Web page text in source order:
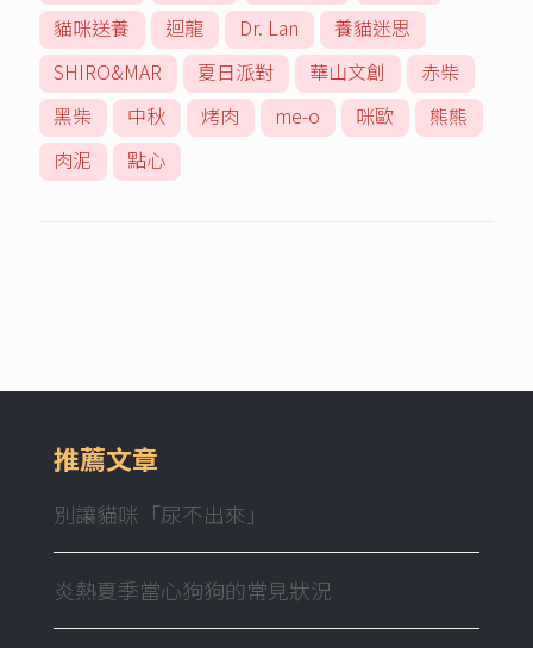
貓咪送養
迴龍 Dr. Lan
養貓迷思
SHIRO&MAR
夏日派對 華山文創
赤柴
黑柴
中秋 烤肉 me-o 咪歐
熊熊
肉泥
點心
推薦文章
別讓貓咪「尿不出來」
炎熱夏季當心狗狗的常見狀況